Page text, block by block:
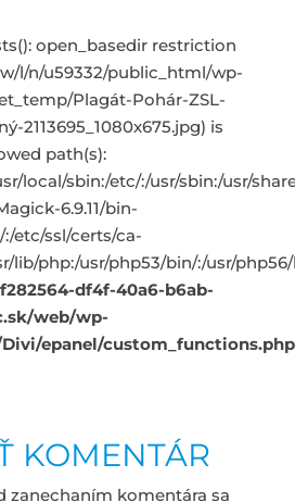
open_basedir restriction
l/n/u59332/public_html/wp-
Plagát-Pohár-ZSL-
2113695_1080x675.jpg) is
path(s):
local/sbin:/etc/:/usr/sbin:/usr/
6.9.11/bin-
etc/ssl/certs/ca-
lib/php:/usr/php53/bin/:/usr/
df4f-40a6-b6ab-
web/wp-
epanel/custom_functions.php
KOMENTÁR
zanechaním komentára sa